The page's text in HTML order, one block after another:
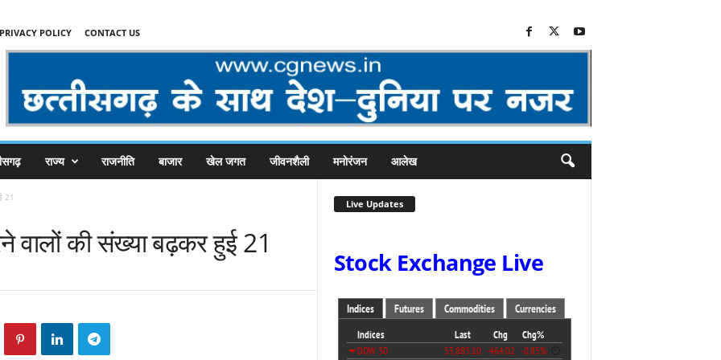
PRIVACY POLICY CONTACT US
राज्य राजनीति बाजार खेल जगत जीवनशैली मनोरंजन आलेख
21
वालों की संख्या बढ़कर हुई 21
Live Updates
Stock Exchange Live